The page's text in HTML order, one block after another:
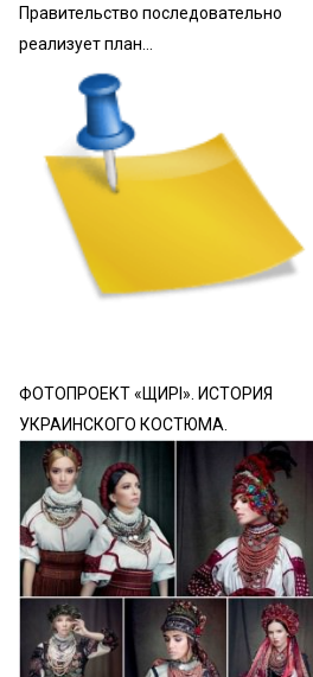
Правительство последовательно
реализует план…
ФОТОПРОЕКТ «ЩИРI». ИСТОРИЯ
УКРАИНСКОГО КОСТЮМА.